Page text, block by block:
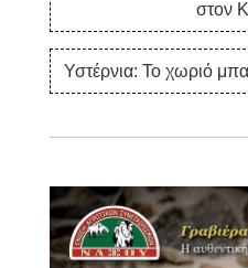
στον
Υστέρνια: Το χωριό